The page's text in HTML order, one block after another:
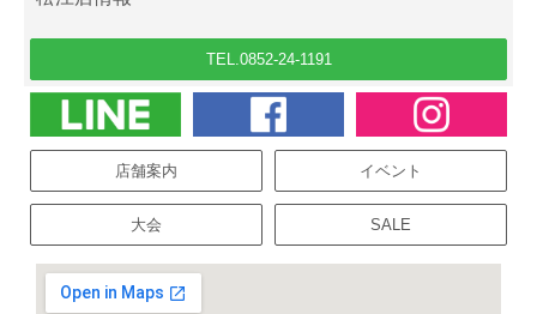
TEL.0852-24-1191
店舗案内 イベント
大会 SALE